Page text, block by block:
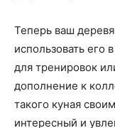
Теперь ваш
использовать его
для тренировок
дополнение к
такого куная
интересный и